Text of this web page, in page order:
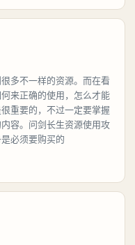
多不一样的资源。而在看
来正确的使用，怎么才能
重要的，不过一定要掌握
容。问剑长生资源使用攻
必须要购买的